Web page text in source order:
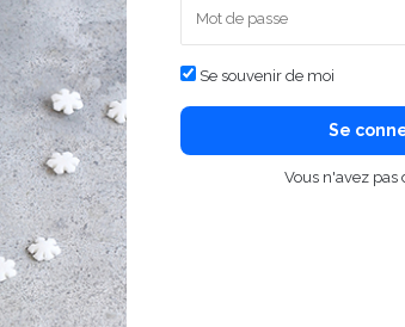
Se souvenir de moi
Se
Vous n'avez pas